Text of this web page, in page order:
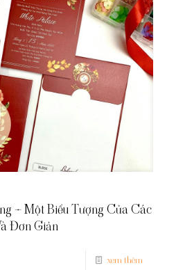
– Một Biểu Tượng Của Các
Đơn Giản
xem thêm